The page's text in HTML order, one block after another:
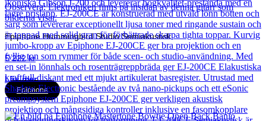
Epiphone Hummingbird Studio Semiakustisk
5 222kr
Läs mer
Epiphone